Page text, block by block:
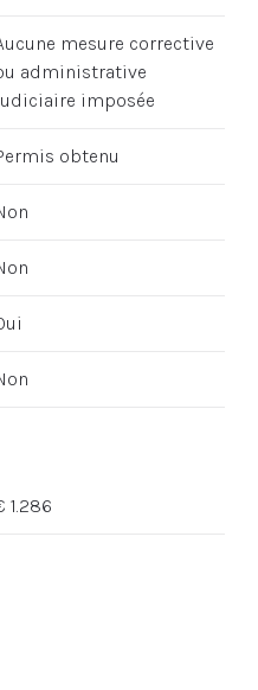
mesure corrective
administrative
imposée
obtenu
1.286